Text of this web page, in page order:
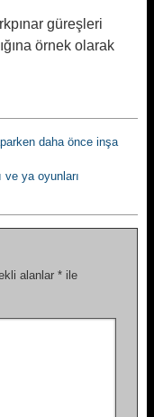
güreşleri
örnek olarak
daha önce inşa
ve ya oyunları
alanlar * ile